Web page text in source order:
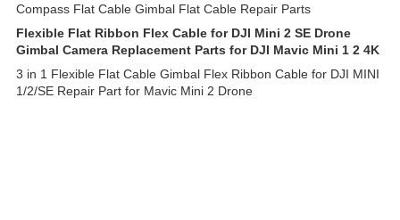
Compass Flat Cable Gimbal Flat Cable Repair Parts
Flexible Flat Ribbon Flex Cable for DJI Mini 2 SE Drone
Gimbal Camera Replacement Parts for DJI Mavic Mini 1 2 4K
3 in 1 Flexible Flat Cable Gimbal Flex Ribbon Cable for DJI MINI
1/2/SE Repair Part for Mavic Mini 2 Drone